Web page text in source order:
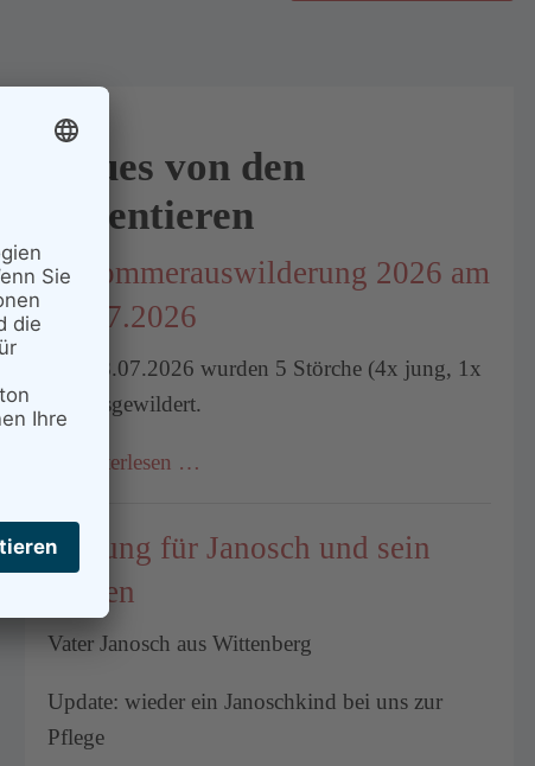
Neues von den
Patentieren
1. Sommerauswilderung 2026 am
18.07.2026
Am 18.07.2026 wurden 5 Störche (4x jung, 1x
alt) ausgewildert.
Weiterlesen …
Rettung für Janosch und sein
Küken
Vater Janosch aus Wittenberg
Update: wieder ein Janoschkind bei uns zur
Pflege